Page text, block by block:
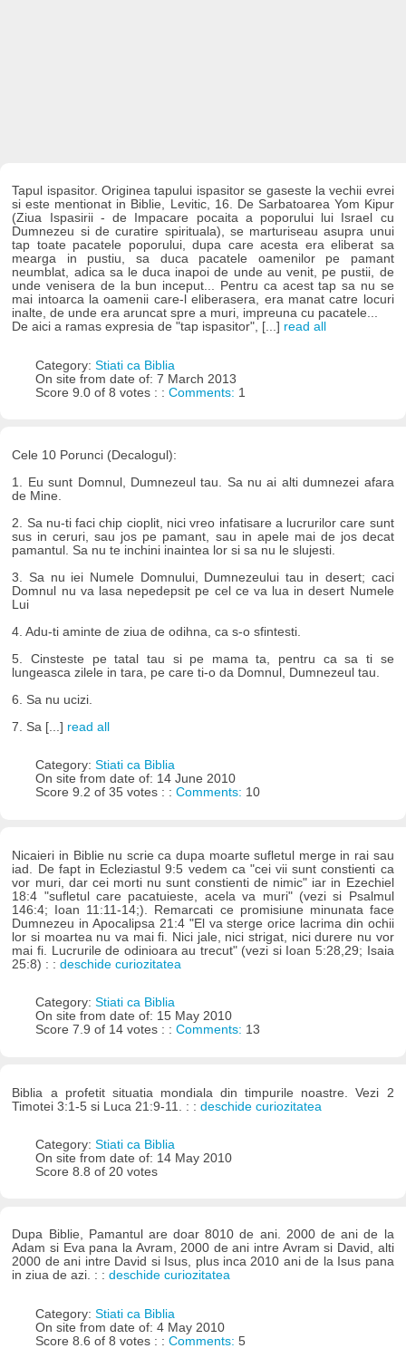
Tapul ispasitor. Originea tapului ispasitor se gaseste la vechii evrei
si este mentionat in Biblie, Levitic, 16. De Sarbatoarea Yom Kipur
(Ziua Ispasirii - de Impacare pocaita a poporului lui Israel cu
Dumnezeu si de curatire spirituala), se marturiseau asupra unui
tap toate pacatele poporului, dupa care acesta era eliberat sa
mearga in pustiu, sa duca pacatele oamenilor pe pamant
neumblat, adica sa le duca inapoi de unde au venit, pe pustii, de
unde venisera de la bun inceput... Pentru ca acest tap sa nu se
mai intoarca la oamenii care-l eliberasera, era manat catre locuri
inalte, de unde era aruncat spre a muri, impreuna cu pacatele...
De aici a ramas expresia de "tap ispasitor", [...] read all
Category: Stiati ca Biblia
On site from date of: 7 March 2013
Score 9.0 of 8 votes : : Comments: 1
Cele 10 Porunci (Decalogul):
1. Eu sunt Domnul, Dumnezeul tau. Sa nu ai alti dumnezei afara
de Mine.
2. Sa nu-ti faci chip cioplit, nici vreo infatisare a lucrurilor care sunt
sus in ceruri, sau jos pe pamant, sau in apele mai de jos decat
pamantul. Sa nu te inchini inaintea lor si sa nu le slujesti.
3. Sa nu iei Numele Domnului, Dumnezeului tau in desert; caci
Domnul nu va lasa nepedepsit pe cel ce va lua in desert Numele
Lui
4. Adu-ti aminte de ziua de odihna, ca s-o sfintesti.
5. Cinsteste pe tatal tau si pe mama ta, pentru ca sa ti se
lungeasca zilele in tara, pe care ti-o da Domnul, Dumnezeul tau.
6. Sa nu ucizi.
7. Sa [...] read all
Category: Stiati ca Biblia
On site from date of: 14 June 2010
Score 9.2 of 35 votes : : Comments: 10
Nicaieri in Biblie nu scrie ca dupa moarte sufletul merge in rai sau
iad. De fapt in Ecleziastul 9:5 vedem ca "cei vii sunt constienti ca
vor muri, dar cei morti nu sunt constienti de nimic" iar in Ezechiel
18:4 "sufletul care pacatuieste, acela va muri" (vezi si Psalmul
146:4; Ioan 11:11-14;). Remarcati ce promisiune minunata face
Dumnezeu in Apocalipsa 21:4 "El va sterge orice lacrima din ochii
lor si moartea nu va mai fi. Nici jale, nici strigat, nici durere nu vor
mai fi. Lucrurile de odinioara au trecut" (vezi si Ioan 5:28,29; Isaia
25:8) : :deschide curiozitatea
Category: Stiati ca Biblia
On site from date of: 15 May 2010
Score 7.9 of 14 votes : : Comments: 13
Biblia a profetit situatia mondiala din timpurile noastre. Vezi 2
Timotei 3:1-5 si Luca 21:9-11. : :deschide curiozitatea
Category: Stiati ca Biblia
On site from date of: 14 May 2010
Score 8.8 of 20 votes
Dupa Biblie, Pamantul are doar 8010 de ani. 2000 de ani de la
Adam si Eva pana la Avram, 2000 de ani intre Avram si David, alti
2000 de ani intre David si Isus, plus inca 2010 ani de la Isus pana
in ziua de azi. : :deschide curiozitatea
Category: Stiati ca Biblia
On site from date of: 4 May 2010
Score 8.6 of 8 votes : : Comments: 5